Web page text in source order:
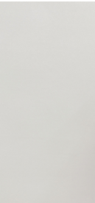
pesanan ditubuhkan,
transaksi Gogo,
3. Jumlah kelulusan
adalah berdasarkan
4. Dalam masa 30
untuk mengesahkan
akan dibatalkan
semakan khusus"
penilaian tidak
【Penerangan
1. Pembayaran
"Pembayaran Ansuran
pembayaran selepas